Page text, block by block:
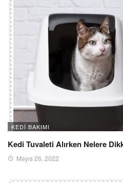
KEDI BAKIMI
Kedi Tuvaleti Alırken Nelere
Mayıs 26, 2022